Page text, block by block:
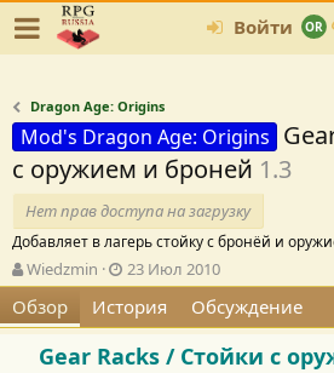
Войти
Dragon Age: Origins
Mod's Dragon Age: Origins
с оружием и броней 1.3
Нет прав доступа на загрузку
Добавляет в лагерь стойку с бронёй и
А
в
т
о
Wiedzmin
Д
а
т
а
с
23 Июл 2010
Обзор История Обсуждение
Gear Racks / Стойки с